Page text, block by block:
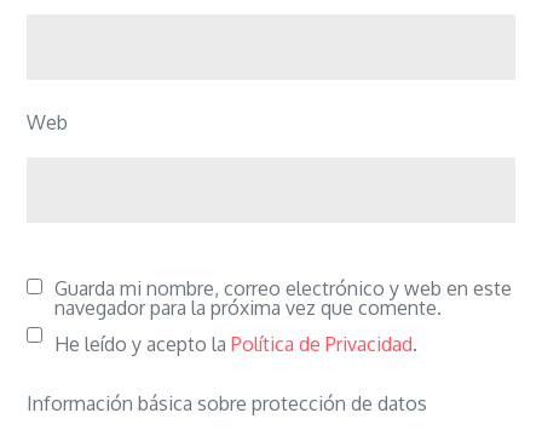
Web
Guarda mi nombre, correo electrónico y web en este
navegador para la próxima vez que comente.
He leído y acepto laPolítica de Privacidad.
Información básica sobre protección de datos